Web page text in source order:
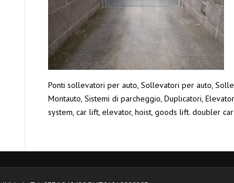
Ponti sollevatori per auto, Sollevatori per auto,
Montauto, Sistemi di parcheggio, Duplicatori,
system, car lift, elevator, hoist, goods lift. doubler car